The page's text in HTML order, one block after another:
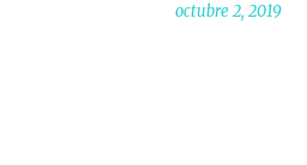
octubre 2, 2019